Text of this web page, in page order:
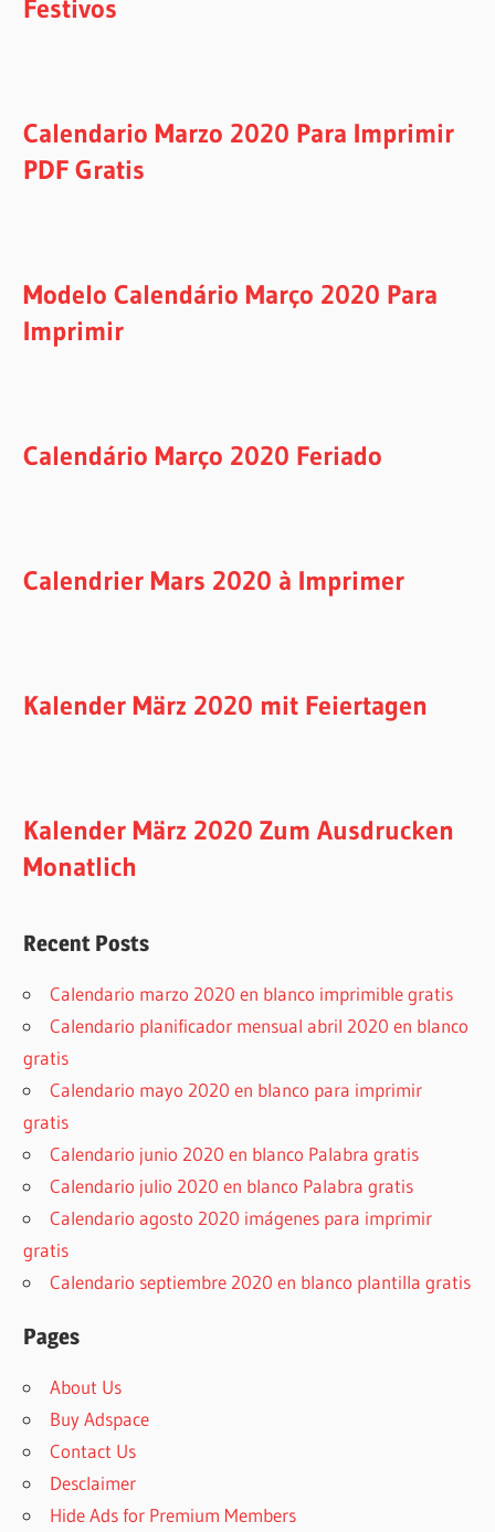
Festivos
Calendario Marzo 2020 Para Imprimir
PDF Gratis
Modelo Calendário Março 2020 Para
Imprimir
Calendário Março 2020 Feriado
Calendrier Mars 2020 à Imprimer
Kalender März 2020 mit Feiertagen
Kalender März 2020 Zum Ausdrucken
Monatlich
Recent Posts
Calendario marzo 2020 en blanco imprimible gratis
Calendario planificador mensual abril 2020 en blanco
gratis
Calendario mayo 2020 en blanco para imprimir
gratis
Calendario junio 2020 en blanco Palabra gratis
Calendario julio 2020 en blanco Palabra gratis
Calendario agosto 2020 imágenes para imprimir
gratis
Calendario septiembre 2020 en blanco plantilla gratis
Pages
About Us
Buy Adspace
Contact Us
Desclaimer
Hide Ads for Premium Members